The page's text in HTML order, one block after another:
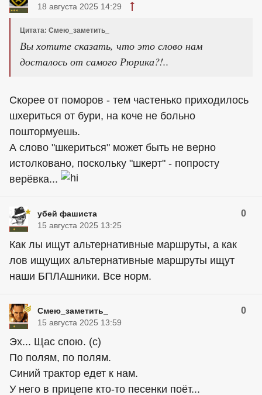
18 августа 2025 14:29
Цитата: Смею_заметить_
Вы хотите сказать, что это слово нам
досталось от самого Рюрика?!..
Скорее от поморов - тем частенько приходилось
шхериться от бури, на коче не больно
поштормуешь.
А слово "шкериться" может быть не верно
истолковано, поскольку "шкерт" - попросту
верёвка...
убей фашиста 0
15 августа 2025 13:25
Как лы ищут альтернативные маршруты, а как
лов ищущих альтернативные маршруты ищут
наши БПЛАшники. Все норм.
Смею_заметить_ 0
15 августа 2025 13:59
Эх... Щас спою. (с)
По полям, по полям.
Синий трактор едет к нам.
У него в прицепе кто-то песенки поёт...